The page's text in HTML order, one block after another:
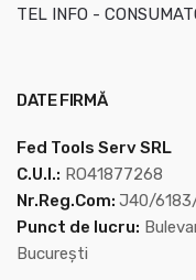
TEL INFO -
DATE FIRMĂ
Fed Tools Serv SRL
C.U.I.: RO41877268
Nr.Reg.Com: J40/
Punct de lucru:
București